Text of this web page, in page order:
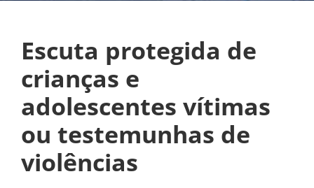
Escuta protegida de
crianças e
adolescentes vítimas
ou testemunhas de
violências